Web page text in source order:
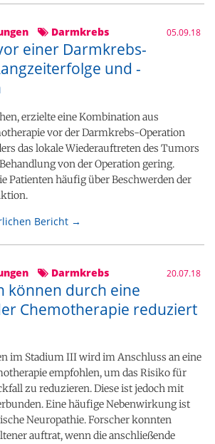
Darmkrebs 05.09.18
einer Darmkrebs-
und -
erzielte eine Kombination aus
vor der Darmkrebs-Operation
das lokale Wiederauftreten des Tumors
von der Operation gering.
Patienten häufig über Beschwerden der
Bericht →
Darmkrebs 20.07.18
können durch eine
Chemotherapie reduziert
im Stadium III wird im Anschluss an eine
empfohlen, um das Risiko für
zu reduzieren. Diese ist jedoch mit
Eine häufige Nebenwirkung ist
Neuropathie. Forscher konnten
auftrat, wenn die anschließende